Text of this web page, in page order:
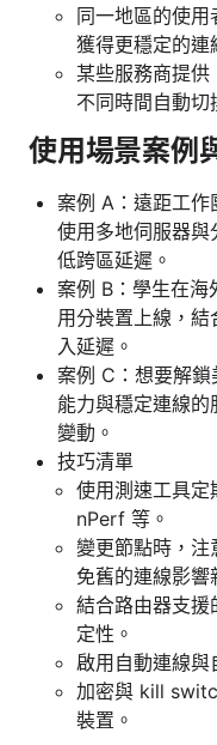
同一地區的使
獲得更穩定的連
某些服務商提
不同時間自動切
使用場景案例
案例 A：遠距工作
使用多地伺服器
低跨區延遲。
案例 B：學生在海
用分裝置上線，
入延遲。
案例 C：想要解
能力與穩定連線
變動。
技巧清單
使用測速工具定
nPerf 等。
變更節點時，
免舊的連線影響
結合路由器支
定性。
啟用自動連線與
加密與 kill
裝置。